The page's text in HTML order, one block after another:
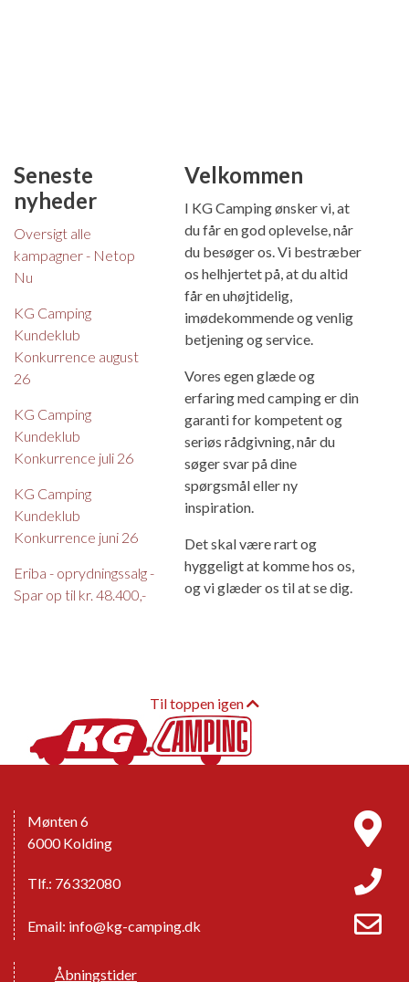
Seneste
nyheder
Oversigt alle
kampagner - Netop
Nu
KG Camping
Kundeklub
Konkurrence august
26
KG Camping
Kundeklub
Konkurrence juli 26
KG Camping
Kundeklub
Konkurrence juni 26
Eriba - oprydningssalg -
Spar op til kr. 48.400,-
Velkommen
I KG Camping ønsker vi, at
du får en god oplevelse, når
du besøger os. Vi bestræber
os helhjertet på, at du altid
får en uhøjtidelig,
imødekommende og venlig
betjening og service.
Vores egen glæde og
erfaring med camping er din
garanti for kompetent og
seriøs rådgivning, når du
søger svar på dine
spørgsmål eller ny
inspiration.
Det skal være rart og
hyggeligt at komme hos os,
og vi glæder os til at se dig.
Til toppen igen
Mønten 6
6000 Kolding
Tlf.: 76332080
Email: info@kg-camping.dk
Åbningstider